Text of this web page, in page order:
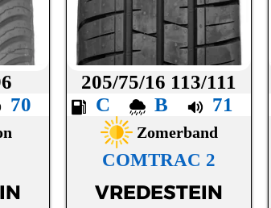
70
205/75/16 113/111
C
B 71
Zomerband
COMTRAC 2
VREDESTEIN